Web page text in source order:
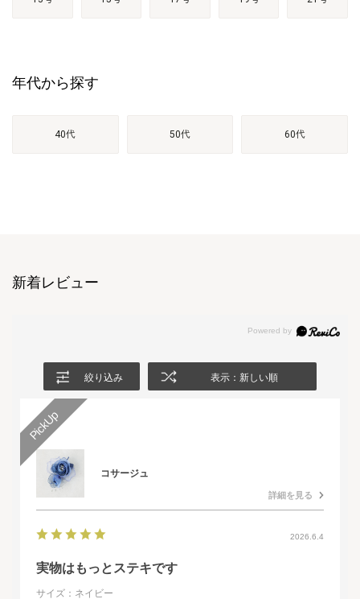
年代から探す
40代 50代 60代
新着レビュー
絞り込み 表示：新しい順
コサージュ
詳細を見る
2026.6.4
実物はもっとステキです
サイズ：ネイビー